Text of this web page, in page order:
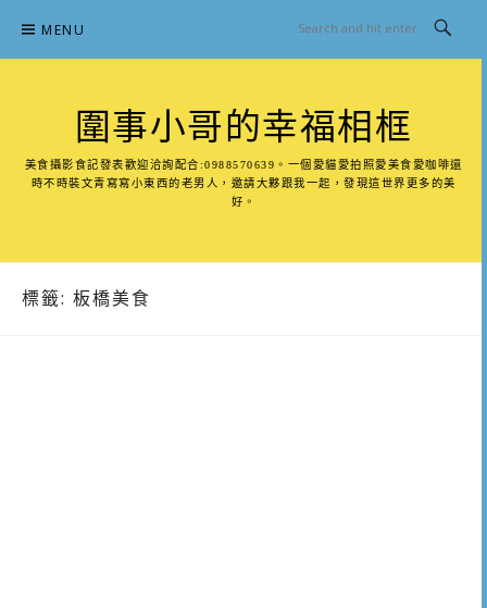
content
MENU
圍事小哥的幸福相框
美食攝影食記發表歡迎洽詢配合:0988570639。一個愛貓愛拍照愛美食愛咖啡還
時不時裝文青寫寫小東西的老男人，邀請大夥跟我一起，發現這世界更多的美
好。
標籤: 板橋美食